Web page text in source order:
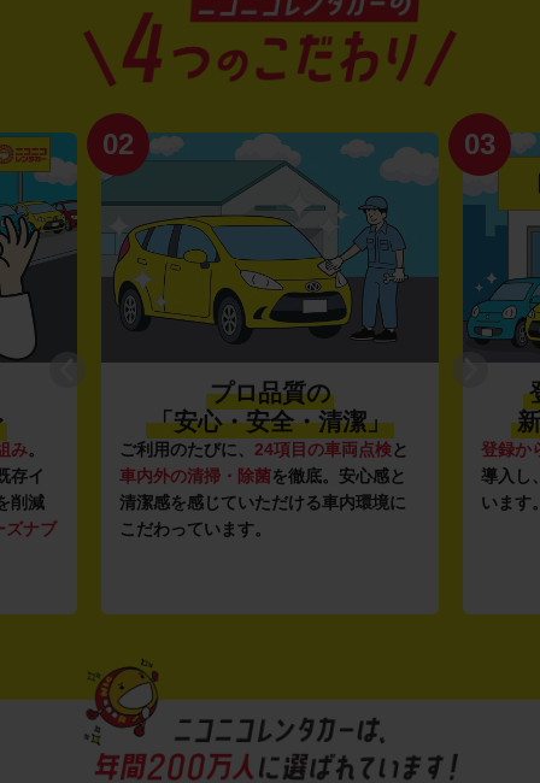
み。
存イ
削減
ズナブ
02
プロ品質の
「安心・安全・清潔」
ご利用のたびに、 24項目の車両点検と
車内外の清掃・除菌を徹底。安心感と
清潔感を感じていただける車内環境に
こだわっています。
03
登録か
導入し
います